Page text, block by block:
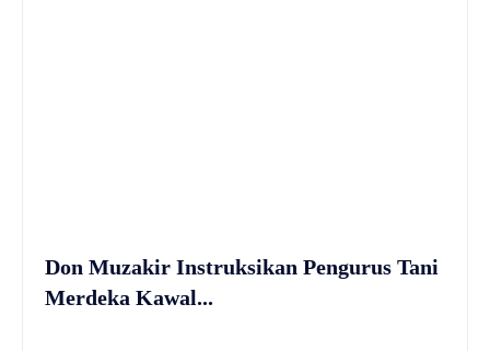
Don Muzakir Instruksikan Pengurus Tani
Merdeka Kawal...